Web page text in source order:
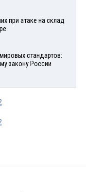
при атаке на склад
стандартов:
закону России